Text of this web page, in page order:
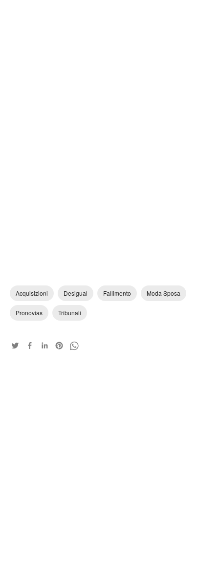
Acquisizioni Desigual Fallimento Moda Sposa
Pronovias Tribunali